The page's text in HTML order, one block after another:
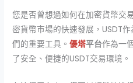
您是否曾想過如何在加密貨幣交
密貨幣市場的快速發展，USDT
們的重要工具。優塔平台作為一
了安全、便捷的USDT交易環境。